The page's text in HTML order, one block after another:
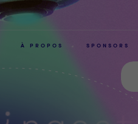
À PROPOS SPONSORS